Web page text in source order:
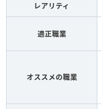
レアリティ
適正職業
オススメの職業